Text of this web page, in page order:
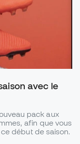
avec le
pack aux
afin que vous
début de saison.